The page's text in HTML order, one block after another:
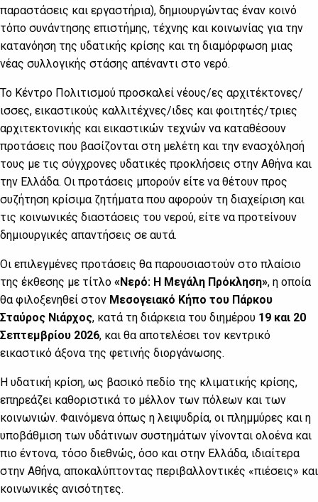
παραστάσεις και εργαστήρια), δημιουργώντας έναν κοινό
τόπο συνάντησης επιστήμης, τέχνης και κοινωνίας για την
κατανόηση της υδατικής κρίσης και τη διαμόρφωση μιας
νέας συλλογικής στάσης απέναντι στο νερό.
Το Κέντρο Πολιτισμού προσκαλεί νέους/ες αρχιτέκτονες/
ισσες, εικαστικούς καλλιτέχνες/ιδες και φοιτητές/τριες
αρχιτεκτονικής και εικαστικών τεχνών να καταθέσουν
προτάσεις που βασίζονται στη μελέτη και την ενασχόλησή
τους με τις σύγχρονες υδατικές προκλήσεις στην Αθήνα και
την Ελλάδα. Οι προτάσεις μπορούν είτε να θέτουν προς
συζήτηση κρίσιμα ζητήματα που αφορούν τη διαχείριση και
τις κοινωνικές διαστάσεις του νερού, είτε να προτείνουν
δημιουργικές απαντήσεις σε αυτά.
Οι επιλεγμένες προτάσεις θα παρουσιαστούν στο πλαίσιο
της έκθεσης με τίτλο «Νερό: Η Μεγάλη Πρόκληση», η οποία
θα φιλοξενηθεί στον Μεσογειακό Κήπο του Πάρκου
Σταύρος Νιάρχος, κατά τη διάρκεια του διημέρου 19 και 20
Σεπτεμβρίου 2026, και θα αποτελέσει τον κεντρικό
εικαστικό άξονα της φετινής διοργάνωσης.
Η υδατική κρίση, ως βασικό πεδίο της κλιματικής κρίσης,
επηρεάζει καθοριστικά το μέλλον των πόλεων και των
κοινωνιών. Φαινόμενα όπως η λειψυδρία, οι πλημμύρες και η
υποβάθμιση των υδάτινων συστημάτων γίνονται ολοένα και
πιο έντονα, τόσο διεθνώς, όσο και στην Ελλάδα, ιδιαίτερα
στην Αθήνα, αποκαλύπτοντας περιβαλλοντικές «πιέσεις» και
κοινωνικές ανισότητες.